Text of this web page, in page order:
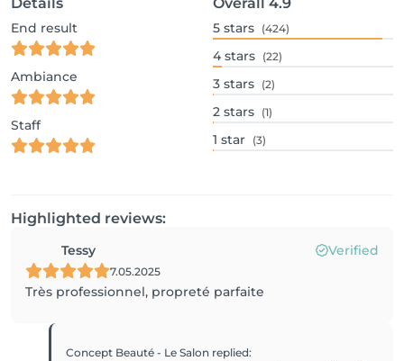
End result
Ambiance
Staff
5 stars (424)
4 stars (22)
3 stars (2)
2 stars (1)
1 star (3)
Highlighted reviews:
Tessy Verified
7.05.2025
Très professionnel, propreté parfaite
Concept Beauté - Le Salon replied: